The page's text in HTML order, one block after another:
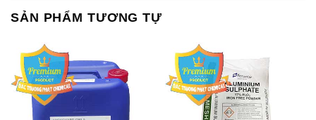
SẢN PHẨM TƯƠNG TỰ